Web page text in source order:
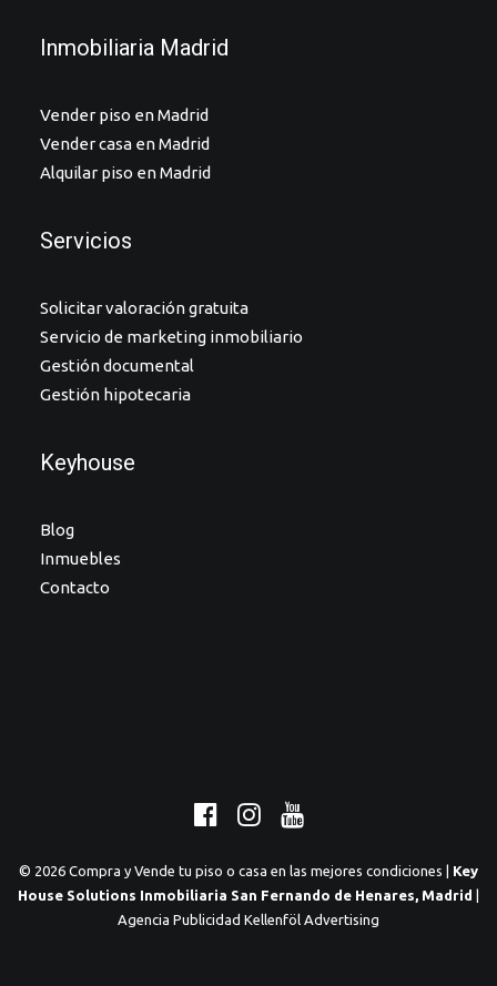
Inmobiliaria Madrid
Vender piso en Madrid
Vender casa en Madrid
Alquilar piso en Madrid
Servicios
Solicitar valoración gratuita
Servicio de marketing inmobiliario
Gestión documental
Gestión hipotecaria
Keyhouse
Blog
Inmuebles
Contacto
© 2026 Compra y Vende tu piso o casa en las mejores condiciones | Key
House Solutions Inmobiliaria San Fernando de Henares, Madrid
Agencia Publicidad Kellenföl Advertising